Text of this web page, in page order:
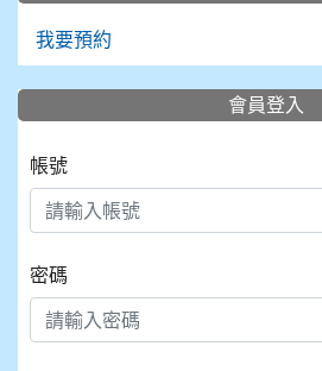
我要預約
會員登入
帳號
密碼